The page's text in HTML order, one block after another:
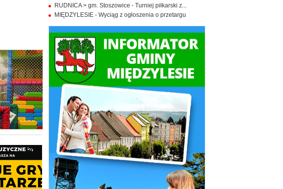
RUDNICA > gm. Stoszowice - Turniej piłkarski z...
MIĘDZYLESIE - Wyciąg z ogłoszenia o przetargu